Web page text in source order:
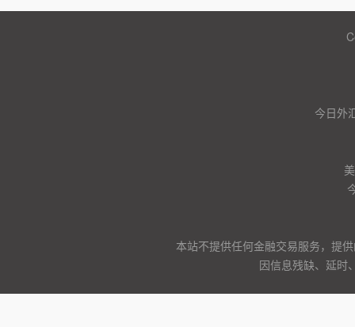
今日外
本站不提供任何金融交易服务，提
因信息残缺、延时